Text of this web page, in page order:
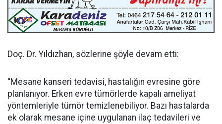
Doç. Dr. Yıldızhan, sözlerine şöyle devam etti:
“Mesane kanseri tedavisi, hastalığın evresine göre
planlanıyor. Erken evre tümörlerde kapalı ameliyat
yöntemleriyle tümör temizlenebiliyor. Bazı hastalarda
ek olarak mesane içine uygulanan ilaç tedavileri ve